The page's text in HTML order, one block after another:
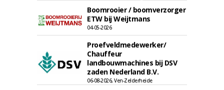
Boomrooier / boomverzorger
ETW bij Weijtmans
04-05-2026
Proefveldmedewerker/
Chauffeur
landbouwmachines bij DSV
zaden Nederland B.V.
06-08-2026, Ven-Zelderheide